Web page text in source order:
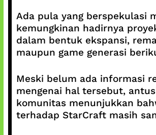
Ada pula yang berspekulasi
kemungkinan hadirnya
dalam bentuk ekspansi,
maupun game generasi
Meski belum ada informasi
mengenai hal tersebut,
komunitas menunjukkan
terhadap StarCraft masih